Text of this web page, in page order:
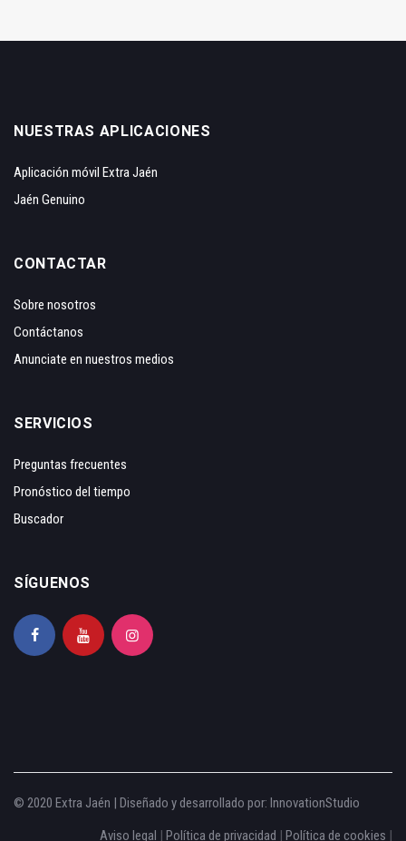
NUESTRAS APLICACIONES
Aplicación móvil Extra Jaén
Jaén Genuino
CONTACTAR
Sobre nosotros
Contáctanos
Anunciate en nuestros medios
SERVICIOS
Preguntas frecuentes
Pronóstico del tiempo
Buscador
SÍGUENOS
© 2020 Extra Jaén | Diseñado y desarrollado por: InnovationStudio
Aviso legal | Política de privacidad | Política de cookies |